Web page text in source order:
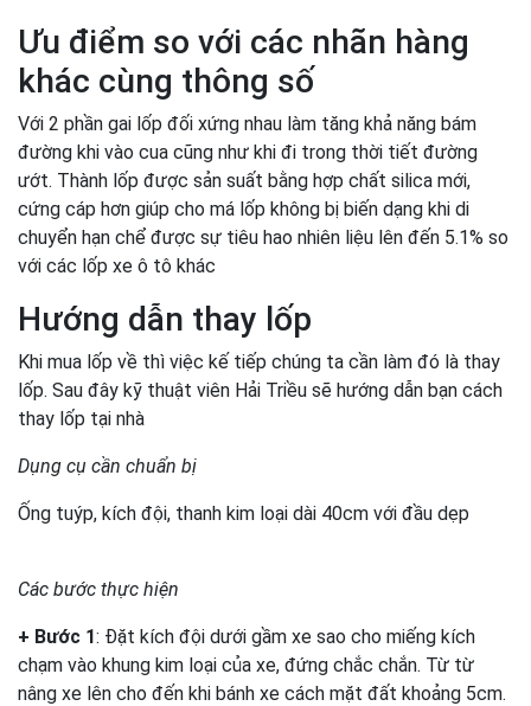
Ưu điểm so với các nhãn hàng
khác cùng thông số
Với 2 phần gai lốp đối xứng nhau làm tăng khả năng bám
đường khi vào cua cũng như khi đi trong thời tiết đường
ướt. Thành lốp được sản suất bằng hợp chất silica mới,
cứng cáp hơn giúp cho má lốp không bị biến dạng khi di
chuyển hạn chể được sự tiêu hao nhiên liệu lên đến 5.1% so
với các lốp xe ô tô khác
Hướng dẫn thay lốp
Khi mua lốp về thì việc kế tiếp chúng ta cần làm đó là thay
lốp. Sau đây kỹ thuật viên Hải Triều sẽ hướng dẫn bạn cách
thay lốp tại nhà
Dụng cụ cần chuẩn bị
Ống tuýp, kích đội, thanh kim loại dài 40cm với đầu dẹp
Các bước thực hiện
+ Bước 1: Đặt kích đội dưới gầm xe sao cho miếng kích
chạm vào khung kim loại của xe, đứng chắc chắn. Từ từ
nâng xe lên cho đến khi bánh xe cách mặt đất khoảng 5cm.